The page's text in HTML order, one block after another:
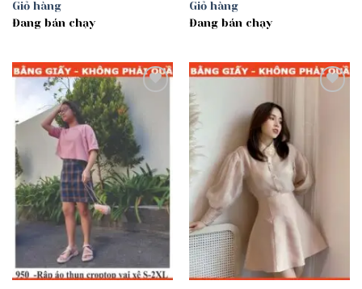
Giỏ hàng
Đang bán chạy
Giỏ hàng
Đang bán chạy
Add to
wishlist